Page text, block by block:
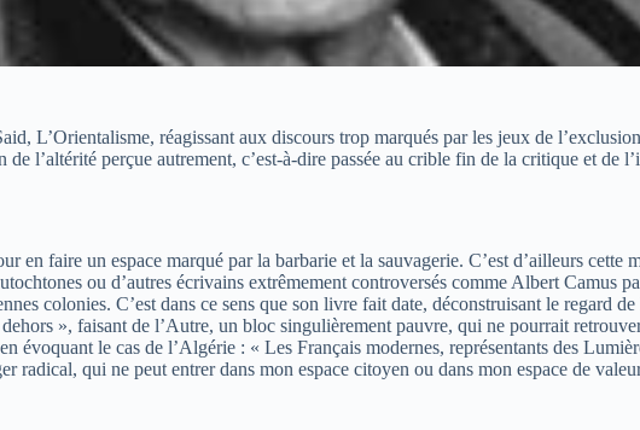
L’Orientalisme, réagissant aux discours trop marqués par les jeux de
l’altérité perçue autrement, c’est-à-dire passée au crible fin de la critique et de
en faire un espace marqué par la barbarie et la sauvagerie. C’est d’ailleurs cette
ou d’autres écrivains extrêmement controversés comme Albert Camus
colonies. C’est dans ce sens que son livre fait date, déconstruisant le regard
», faisant de l’Autre, un bloc singulièrement pauvre, qui ne pourrait
évoquant le cas de l’Algérie : « Les Français modernes, représentants des
radical, qui ne peut entrer dans mon espace citoyen ou dans mon espace de